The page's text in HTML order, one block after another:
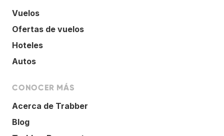
Vuelos
Ofertas de vuelos
Hoteles
Autos
CONOCER MÁS
Acerca de Trabber
Blog